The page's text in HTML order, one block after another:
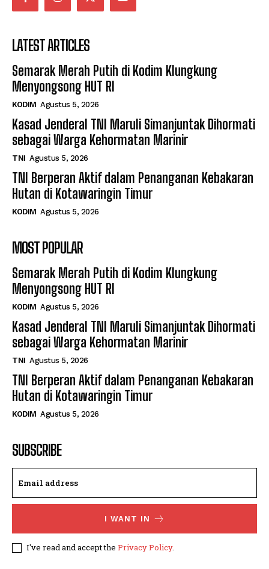
LATEST ARTICLES
Semarak Merah Putih di Kodim Klungkung
Menyongsong HUT RI
KODIM Agustus 5, 2026
Kasad Jenderal TNI Maruli Simanjuntak Dihormati
sebagai Warga Kehormatan Marinir
TNI Agustus 5, 2026
TNI Berperan Aktif dalam Penanganan Kebakaran
Hutan di Kotawaringin Timur
KODIM Agustus 5, 2026
MOST POPULAR
Semarak Merah Putih di Kodim Klungkung
Menyongsong HUT RI
KODIM Agustus 5, 2026
Kasad Jenderal TNI Maruli Simanjuntak Dihormati
sebagai Warga Kehormatan Marinir
TNI Agustus 5, 2026
TNI Berperan Aktif dalam Penanganan Kebakaran
Hutan di Kotawaringin Timur
KODIM Agustus 5, 2026
SUBSCRIBE
I WANT IN
I've read and accept the Privacy Policy.